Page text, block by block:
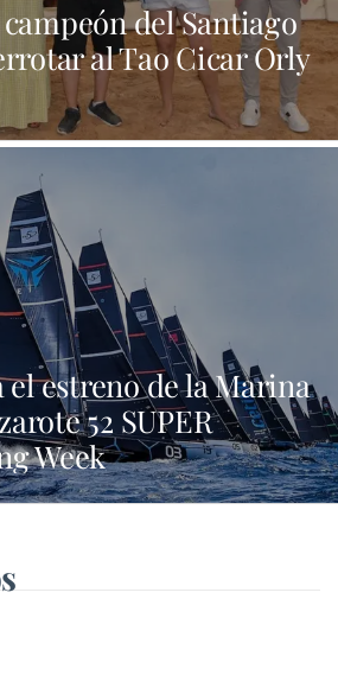
del Santiago
al Tao Cicar Orly
el estreno de la Marina
52 SUPER
Week